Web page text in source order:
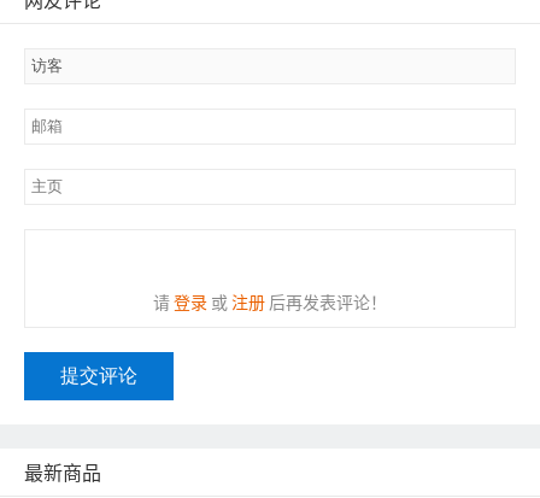
请登录 或 注册 后再发表评论！
提交评论
最新商品